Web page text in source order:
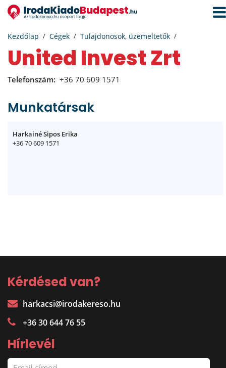
Kezdőlap Cégek Tulajdonosok, üzemeltetők
United Invest Zrt
Telefonszám: +36 70 609 1571
Munkatársak
Harkainé Sipos Erika
+36 70 609 1571
Kérdésed van?
harkacsi@irodakereso.hu
+36 30 644 76 55
Hírlevél